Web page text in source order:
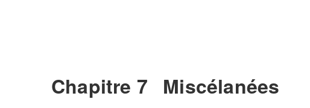
Chapitre 7 Miscélanées